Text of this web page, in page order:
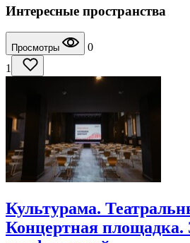
Интересные пространства
Просмотры
0
1
Культурама.
Концертная площадка.